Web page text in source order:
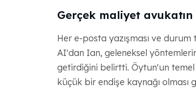
Gerçek maliyet avukatın
Her e-posta yazışması ve
AI'dan Ian, geleneksel
getirdiğini belirtti. Öytun'un
küçük bir endişe kaynağı olması